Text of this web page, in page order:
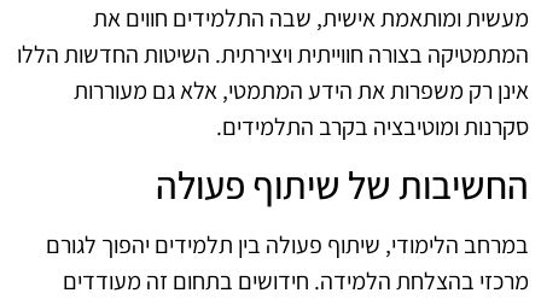
מעשית ומותאמת אישית, שבה התלמידים חווים את
המתמטיקה בצורה חווייתית ויצירתית. השיטות החדשות הללו
אינן רק משפרות את הידע המתמטי, אלא גם מעוררות
סקרנות ומוטיבציה בקרב התלמידים.
החשיבות של שיתוף פעולה
במרחב הלימודי, שיתוף פעולה בין תלמידים יהפוך לגורם
מרכזי בהצלחת הלמידה. חידושים בתחום זה מעודדים